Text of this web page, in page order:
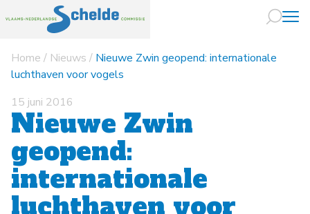
Naar
Home / Nieuws / Nieuwe Zwin geopend: internationale
luchthaven voor vogels
15 juni 2016
Nieuwe Zwin
geopend:
internationale
luchthaven voor